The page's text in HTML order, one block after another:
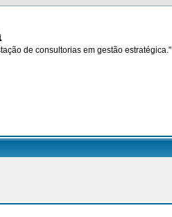
de consultorias em gestão estratégica."